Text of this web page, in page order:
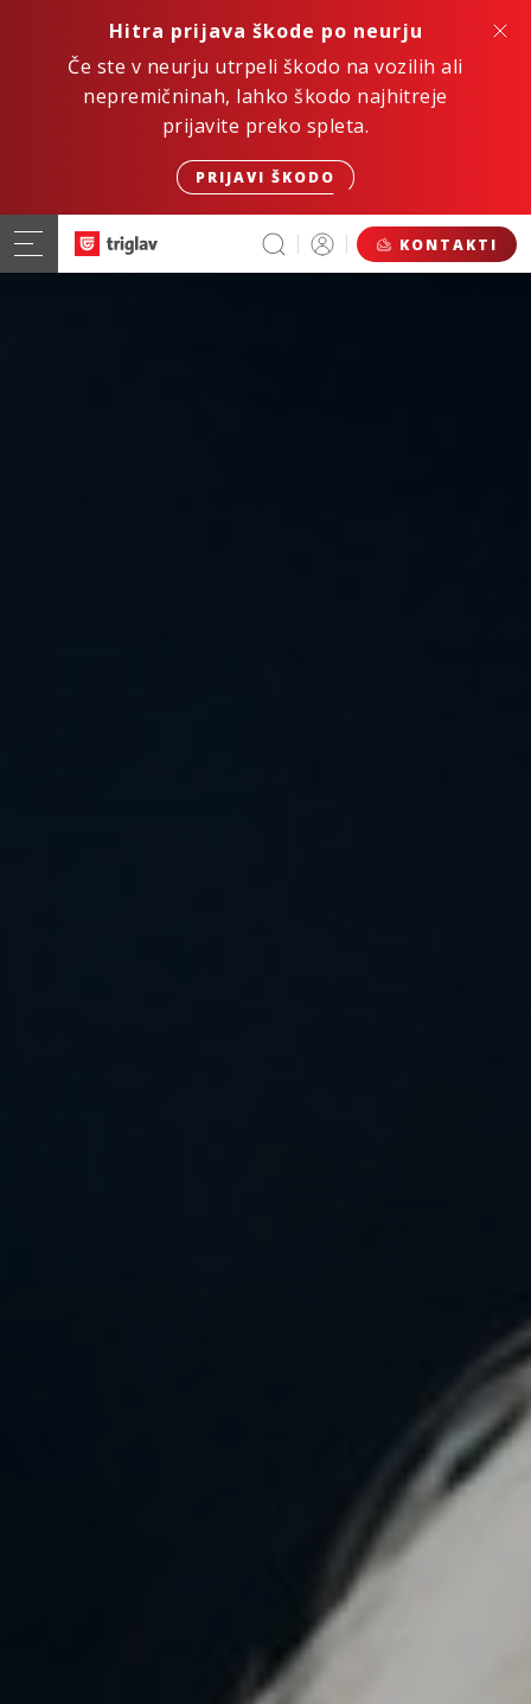
Hitra prijava škode po neurju
Če ste v neurju utrpeli škodo na vozilih ali
nepremičninah, lahko škodo najhitreje
prijavite preko spleta.
PRIJAVI ŠKODO
KONTAKTI